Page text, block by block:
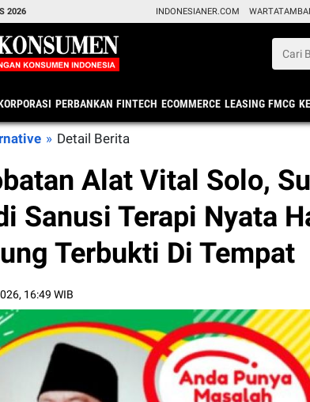
2026 INDONESIANER.COM
PERBANKAN FINTECH ECOMMERCE LEASING FMCG
» Detail Berita
Alat Vital Solo,
Sanusi Terapi Nyata
Terbukti Di Tempat
16:49 WIB